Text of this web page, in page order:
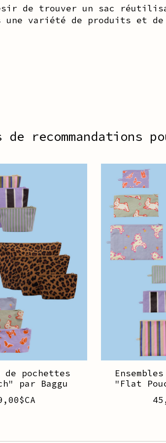
de trouver un sac
une variété de produits et
de recommandations
de pochettes
par Baggu
"Flat